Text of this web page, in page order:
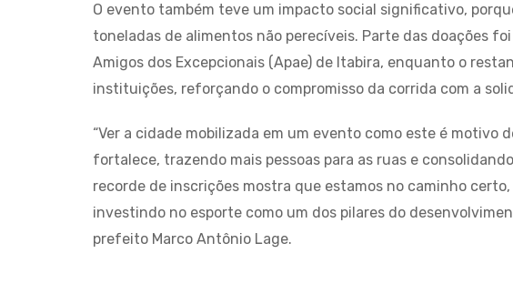
O evento também teve um impacto social significativo,
toneladas de alimentos não perecíveis. Parte das doações
Amigos dos Excepcionais (Apae) de Itabira, enquanto o
instituições, reforçando o compromisso da corrida com a
“Ver a cidade mobilizada em um evento como este é motivo
fortalece, trazendo mais pessoas para as ruas e
recorde de inscrições mostra que estamos no caminho
investindo no esporte como um dos pilares do
prefeito Marco Antônio Lage.